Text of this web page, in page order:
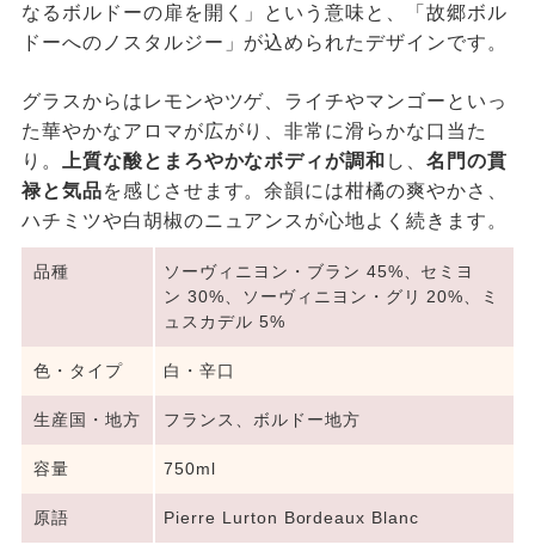
なるボルドーの扉を開く」という意味と、「故郷ボル
ドーへのノスタルジー」が込められたデザインです。
グラスからはレモンやツゲ、ライチやマンゴーといっ
た華やかなアロマが広がり、非常に滑らかな口当た
り。
上質な酸とまろやかなボディが調和 し、名門の貫
禄と気品を感じさせます。余韻には柑橘の爽やかさ、
ハチミツや白胡椒のニュアンスが心地よく続きます。
品種
ソーヴィニヨン・ブラン 45%、セミヨ
ン 30%、ソーヴィニヨン・グリ 20%、ミ
ュスカデル 5%
色・タイプ 白・辛口
生産国・地方 フランス、ボルドー地方
容量 750ml
原語 Pierre Lurton Bordeaux Blanc